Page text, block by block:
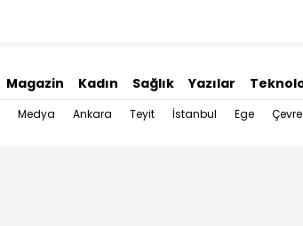
Magazin Kadın Sağlık Yazılar
Medya Ankara Teyit İstanbul Ege Çevre